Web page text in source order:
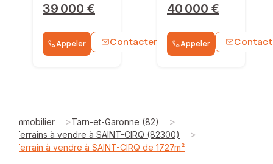
39 000 €
Appeler Contacter WhatsApp
40 000 €
Appeler
Immobilier >Tarn-et-Garonne (82) >
Terrains à vendre à SAINT-CIRQ (82300) >
Terrain à vendre à SAINT-CIRQ de 1727m²